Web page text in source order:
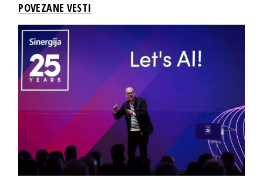
POVEZANE VESTI